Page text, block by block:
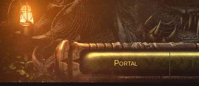
Portal